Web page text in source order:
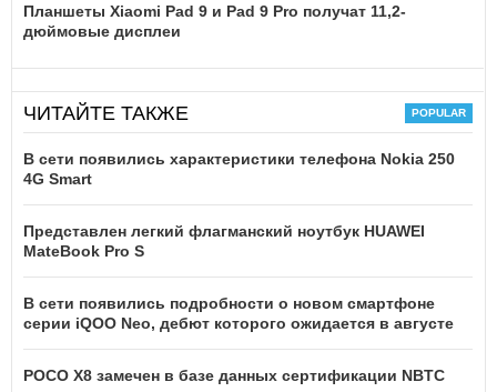
Планшеты Xiaomi Pad 9 и Pad 9 Pro получат 11,2-
дюймовые дисплеи
ЧИТАЙТЕ ТАКЖЕ
В сети появились характеристики телефона Nokia 250
4G Smart
Представлен легкий флагманский ноутбук HUAWEI
MateBook Pro S
В сети появились подробности о новом смартфоне
серии iQOO Neo, дебют которого ожидается в августе
POCO X8 замечен в базе данных сертификации NBTC